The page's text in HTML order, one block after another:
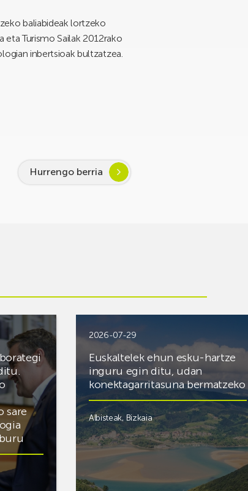
baliabideak lortzeko
eta Turismo Sailak 2012rako
inbertsioak bultzatzea.
Hurrengo berria
sare
2026-07-29
Euskaltelek ehun esku-hartze
inguru egin ditu, udan
konektagarritasuna bermatzeko
Albisteak, Bizkaia